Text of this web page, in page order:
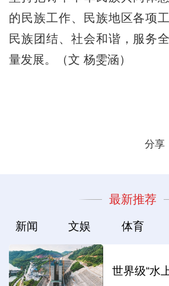
的民族工作、民族地区各项
民族团结、社会和谐，服务
量发展。（文 杨雯涵）
分享
最新推荐
新闻 文娱 体育
世界级“水